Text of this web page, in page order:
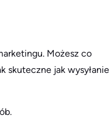
Możesz co
skuteczne jak wysyłanie